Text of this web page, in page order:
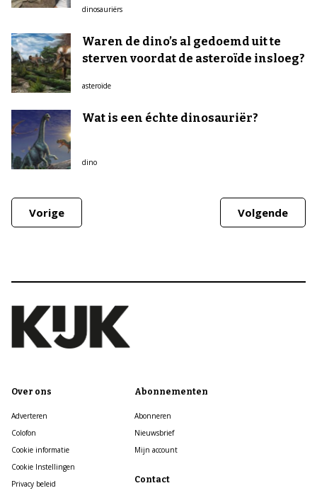
dinosauriërs
Waren de dino’s al gedoemd uit te
sterven voordat de asteroïde insloeg?
asteroïde
Wat is een échte dinosauriër?
dino
Vorige Volgende
Over ons
Adverteren
Colofon
Cookie informatie
Cookie Instellingen
Privacy beleid
Abonnementen
Abonneren
Nieuwsbrief
Mijn account
Contact